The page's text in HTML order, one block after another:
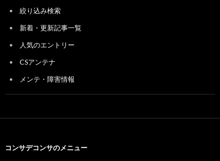
絞り込み検索
新着・更新記事一覧
人気のエントリー
CSアンテナ
メンテ・障害情報
コンサデコンサのメニュー